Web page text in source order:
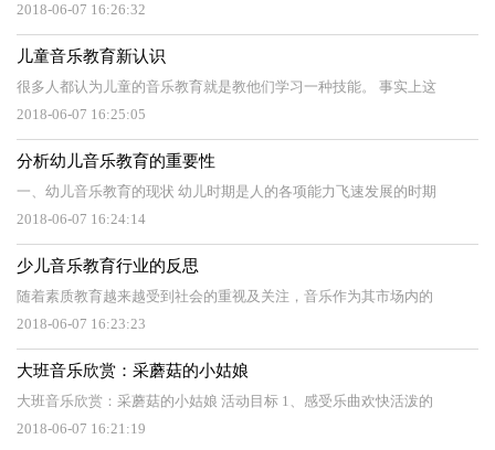
2018-06-07 16:26:32
儿童音乐教育新认识
很多人都认为儿童的音乐教育就是教他们学习一种技能。 事实上这
2018-06-07 16:25:05
分析幼儿音乐教育的重要性
一、幼儿音乐教育的现状 幼儿时期是人的各项能力飞速发展的时期
2018-06-07 16:24:14
少儿音乐教育行业的反思
随着素质教育越来越受到社会的重视及关注，音乐作为其市场内的
2018-06-07 16:23:23
大班音乐欣赏：采蘑菇的小姑娘
大班音乐欣赏：采蘑菇的小姑娘 活动目标 1、感受乐曲欢快活泼的
2018-06-07 16:21:19